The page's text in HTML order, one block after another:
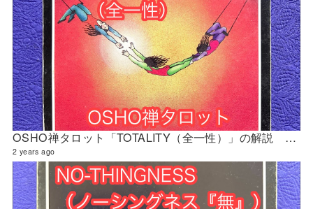
OSHO禅タロット「TOTALITY（全一性）」の解説 2024年4月の門鑑定（創門）
2 years ago